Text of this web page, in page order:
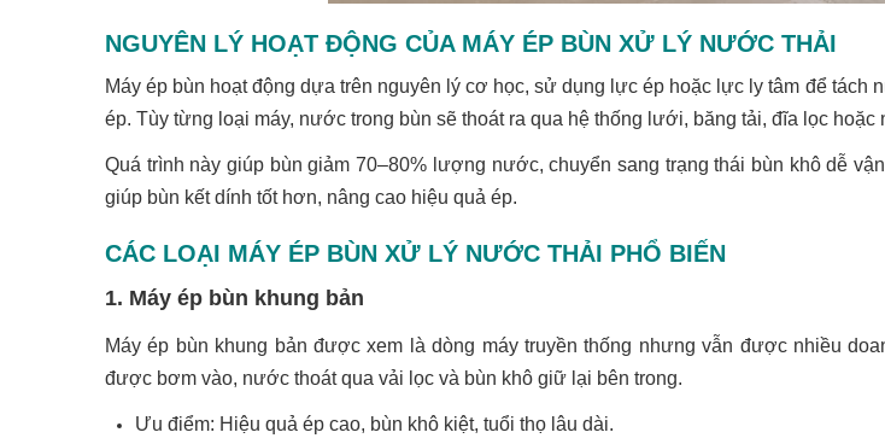
NGUYÊN LÝ HOẠT ĐỘNG CỦA MÁY ÉP BÙN XỬ LÝ NƯỚC THẢI
Máy ép bùn hoạt động dựa trên nguyên lý cơ học, sử dụng lực ép hoặc lực ly tâm để
ép. Tùy từng loại máy, nước trong bùn sẽ thoát ra qua hệ thống lưới, băng tải, đĩa lọc hoặc
Quá trình này giúp bùn giảm 70–80% lượng nước, chuyển sang trạng thái bùn khô dễ
giúp bùn kết dính tốt hơn, nâng cao hiệu quả ép.
CÁC LOẠI MÁY ÉP BÙN XỬ LÝ NƯỚC THẢI PHỔ BIẾN
1. Máy ép bùn khung bản
Máy ép bùn khung bản được xem là dòng máy truyền thống nhưng vẫn được nhiều
được bơm vào, nước thoát qua vải lọc và bùn khô giữ lại bên trong.
Ưu điểm: Hiệu quả ép cao, bùn khô kiệt, tuổi thọ lâu dài.